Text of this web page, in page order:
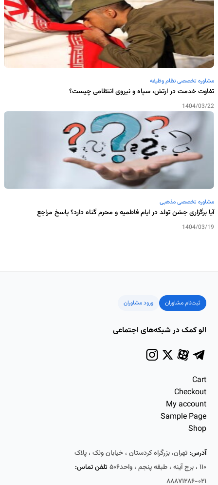
مشاوره تخصصی نظام وظیفه
تفاوت خدمت در ارتش، سپاه و نیروی انتظامی چیست؟
1404/03/22
مشاوره تخصصی مذهبی
آیا برگزاری جشن تولد در ایام فاطمیه و محرم گناه دارد؟ پاسخ مراجع
1404/03/19
ثبت‌نام مشاوران ورود مشاوران
الو کمک در شبکه‌های اجتماعی
Cart
Checkout
My account
Sample Page
Shop
آدرس: تهران، بزرگراه کردستان ، خیابان ونک ، پلاک
۱۱۰ ، برج آینه ، طبقه پنجم ، واحد۵۰۶
تلفن تماس:
۰۲۱-۸۸۸۷۱۲۸۶